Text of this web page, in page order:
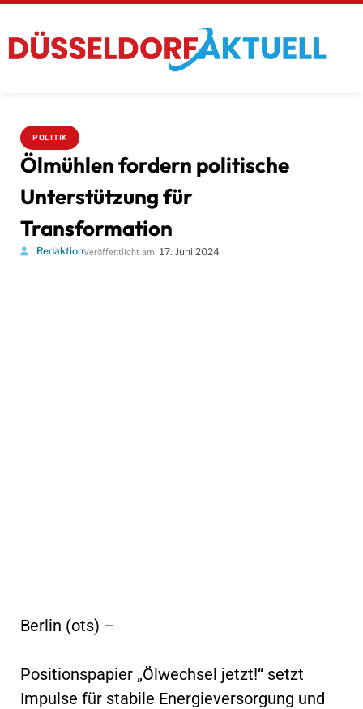
POLITIK
Ölmühlen fordern politische
Unterstützung für
Transformation
RedaktionVeröffentlicht am 17. Juni 2024
Berlin (ots) –
Positionspapier „Ölwechsel jetzt!“ setzt
Impulse für stabile Energieversorgung und